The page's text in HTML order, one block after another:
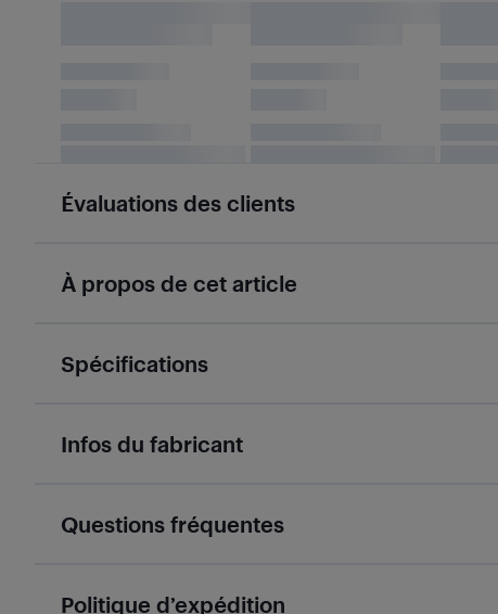
Évaluations des clients
À propos de cet article
Spécifications
Infos du fabricant
Questions fréquentes
Politique d’expédition